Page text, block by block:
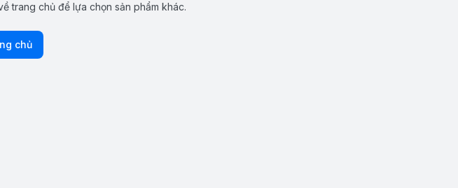
trang chủ để lựa chọn sản phẩm khác.
chủ